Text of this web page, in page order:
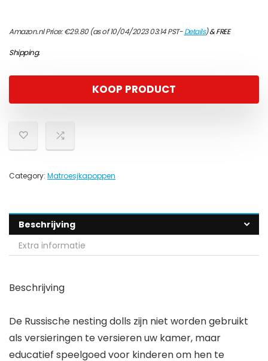
Amazon.nl Price:€29.80(as of 10/04/2023 03:14 PST-Details)&FREE
Shipping.
KOOP PRODUCT
Category: Matroesjkapoppen
Beschrijving
Extra informatie
Beschrijving
De Russische nesting dolls zijn niet worden gebruikt
als versieringen te versieren uw kamer, maar
educatief speelgoed voor kinderen om hen te